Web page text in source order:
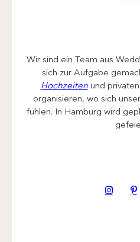
Wir sind ein Team aus
sich zur Aufgabe
Hochzeitenund
organisieren, wo sich
fühlen. In Hamburg wird